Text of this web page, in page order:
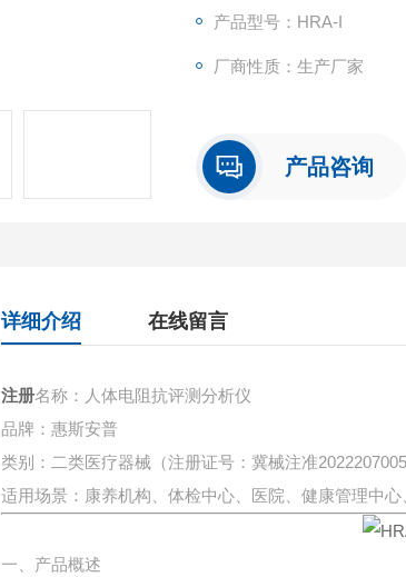
面检测人体的各大系统，
产品型号：HRA-I
厂商性质：生产厂家
产品咨询
详细介绍 在线留言
注册名称 ：人体电阻抗评测分析仪
品牌 ：惠斯安普
类别 ：二类医疗器械（注册证号：冀械注准
适用场景 ：康养机构、体检中心、医院、健康管理中
一、产品概述